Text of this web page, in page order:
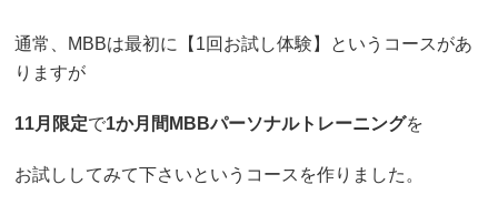
通常、MBBは最初に【1回お試し体験】というコースがあ
りますが
11月限定で1か月間MBBパーソナルトレーニングを
お試ししてみて下さいというコースを作りました。